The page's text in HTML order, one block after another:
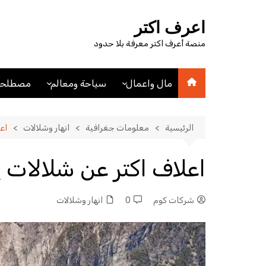
اعرف اكتر
منصة أعرف اكتر معرفة بلا حدود
مال واعمال
مصطلحات اقتصادية
سياحة ومعالم
فنادق
الرئيسية معلومات جغرافية انهار وشلالات
اعلاف اكتر عن
شركات كوم 0 انهار وشلالات